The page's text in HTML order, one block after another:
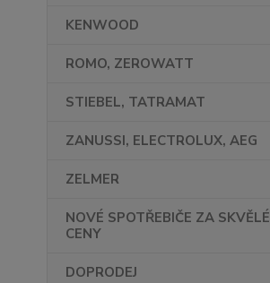
KENWOOD
ROMO, ZEROWATT
STIEBEL, TATRAMAT
ZANUSSI, ELECTROLUX, AEG
ZELMER
NOVÉ SPOTŘEBIČE ZA SKVĚLÉ
CENY
DOPRODEJ